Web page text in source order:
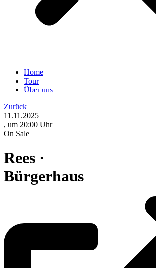
Home
Tour
Über uns
Zurück
11.11.2025
, um 20:00 Uhr
On Sale
Rees ·
Bürgerhaus